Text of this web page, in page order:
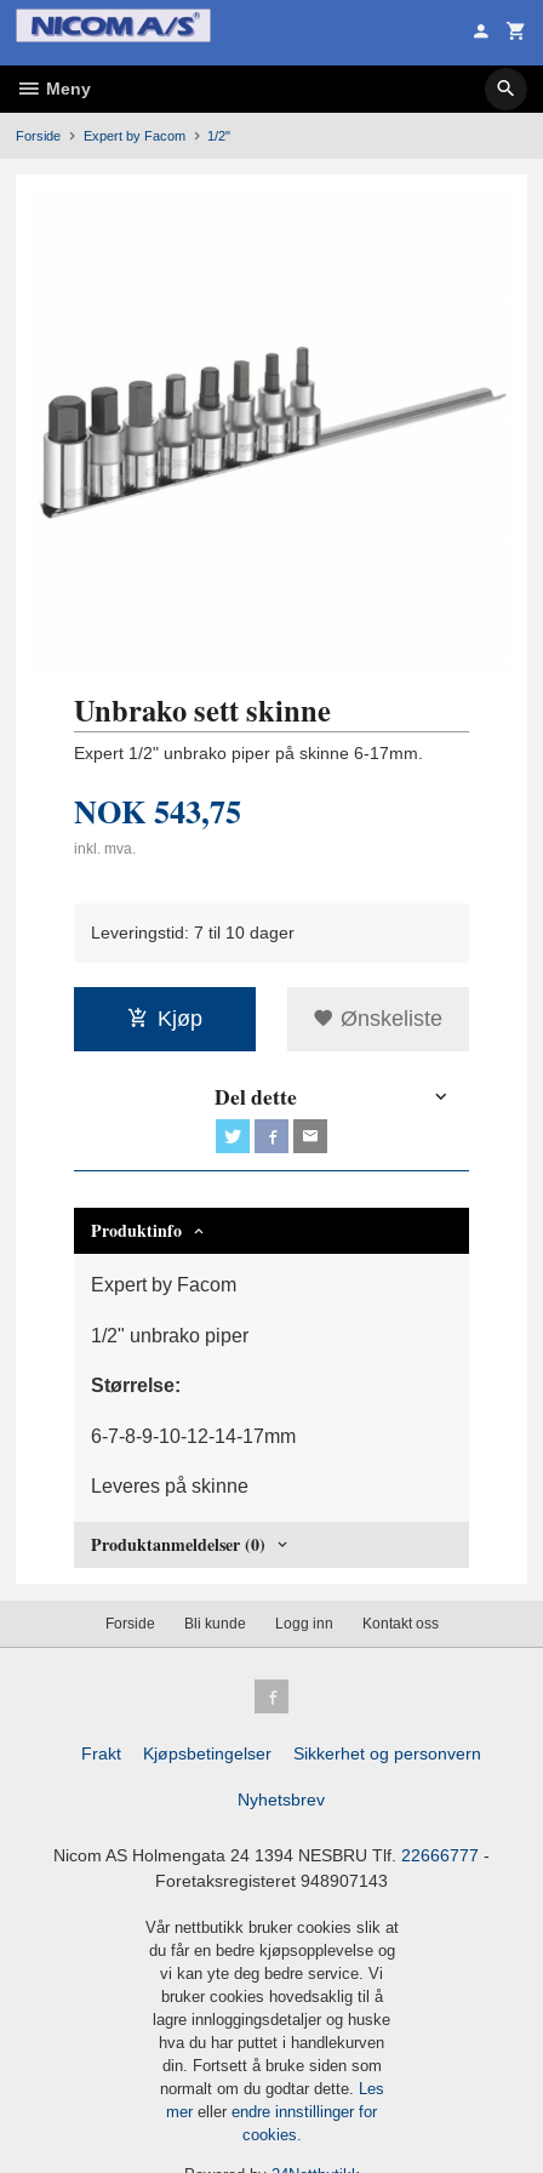
Gå
innholdet
Meny
Forside Expert by Facom 1/2"
Unbrako sett skinne
Expert 1/2" unbrako piper på skinne 6-17mm.
NOK543,75
inkl. mva.
Leveringstid: 7 til 10 dager
Kjøp Ønskeliste
Del dette
Produktinfo
Expert by Facom
1/2" unbrako piper
Størrelse:
6-7-8-9-10-12-14-17mm
Leveres på skinne
Produktanmeldelser (0)
Forside Bli kunde Logg inn Kontakt oss
Frakt Kjøpsbetingelser Sikkerhet og personvern
Nyhetsbrev
Nicom AS Holmengata 24 1394 NESBRU Tlf. 22666777 -
Foretaksregisteret 948907143
Vår nettbutikk bruker cookies slik at
du får en bedre kjøpsopplevelse og
vi kan yte deg bedre service. Vi
bruker cookies hovedsaklig til å
lagre innloggingsdetaljer og huske
hva du har puttet i handlekurven
din. Fortsett å bruke siden som
normalt om du godtar dette.
Les
mer eller endre innstillinger for
cookies.